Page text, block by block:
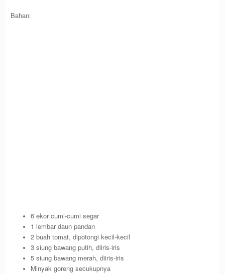
Bahan:
6 ekor cumi-cumi segar
1 lembar daun pandan
2 buah tomat, dipotongi kecil-kecil
3 siung bawang putih, diiris-iris
5 siung bawang merah, diiris-iris
Minyak goreng secukupnya